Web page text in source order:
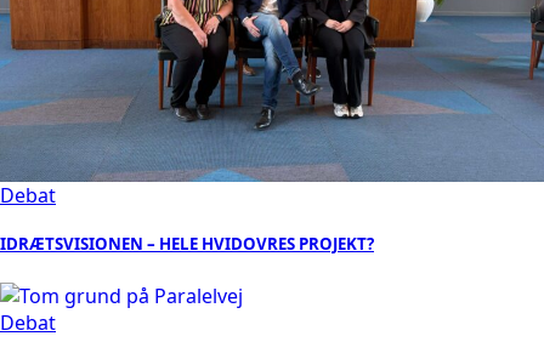
Debat
IDRÆTSVISIONEN – HELE HVIDOVRES PROJEKT?
Debat